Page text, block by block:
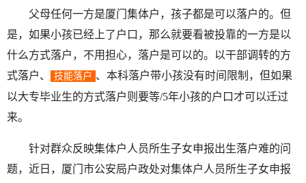
父母任何一方是厦门集体户，孩子都是可以落户的。但
是，如果小孩已经上了户口，那么就要看被投靠的一方是以
什么方式落户，不用担心，落户是可以的。以干部调转的方
式落户、
技能落户 、本科落户带小孩没有时间限制，但如果
以大专毕业生的方式落户则要等/5年小孩的户口才可以迁过
来。
针对群众反映集体户人员所生子女申报出生落户难的问
题，近日，厦门市公安局户政处对集体户人员所生子女申报